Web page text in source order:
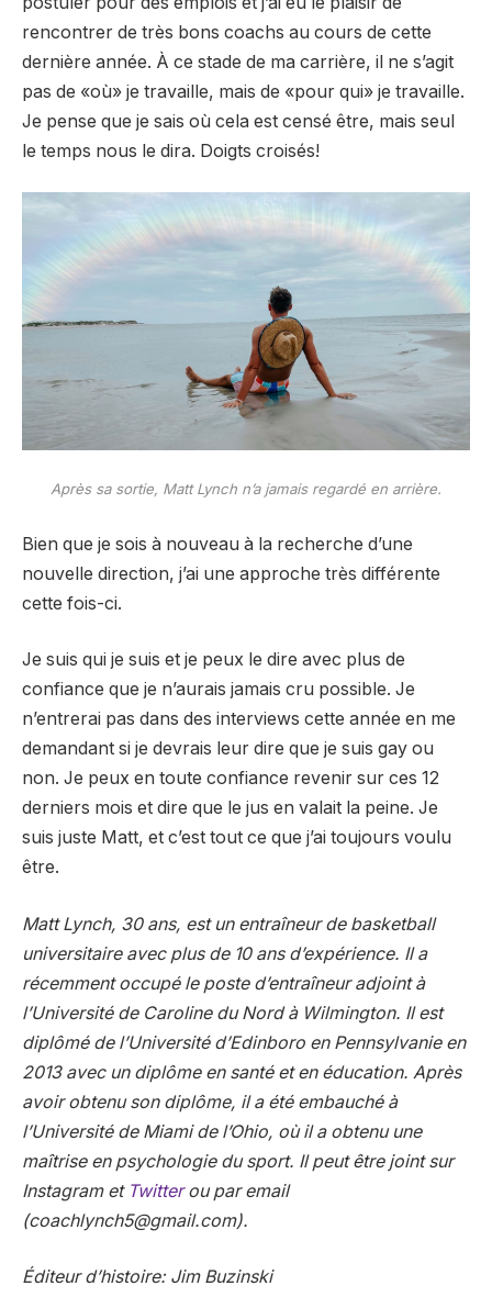
rencontrer de très bons coachs au cours de cette
dernière année. À ce stade de ma carrière, il ne s’agit
pas de «où» je travaille, mais de «pour qui» je travaille.
Je pense que je sais où cela est censé être, mais seul
le temps nous le dira. Doigts croisés!
Après sa sortie, Matt Lynch n’a jamais regardé en arrière.
Bien que je sois à nouveau à la recherche d’une
nouvelle direction, j’ai une approche très différente
cette fois-ci.
Je suis qui je suis et je peux le dire avec plus de
confiance que je n’aurais jamais cru possible. Je
n’entrerai pas dans des interviews cette année en me
demandant si je devrais leur dire que je suis gay ou
non. Je peux en toute confiance revenir sur ces 12
derniers mois et dire que le jus en valait la peine. Je
suis juste Matt, et c’est tout ce que j’ai toujours voulu
être.
Matt Lynch, 30 ans, est un entraîneur de basketball
universitaire avec plus de 10 ans d’expérience. Il a
récemment occupé le poste d’entraîneur adjoint à
l’Université de Caroline du Nord à Wilmington. Il est
diplômé de l’Université d’Edinboro en Pennsylvanie en
2013 avec un diplôme en santé et en éducation. Après
avoir obtenu son diplôme, il a été embauché à
l’Université de Miami de l’Ohio, où il a obtenu une
maîtrise en psychologie du sport. Il peut être joint sur
Instagramet Twitterou par email
(coachlynch5@gmail.com).
Éditeur d’histoire: Jim Buzinski